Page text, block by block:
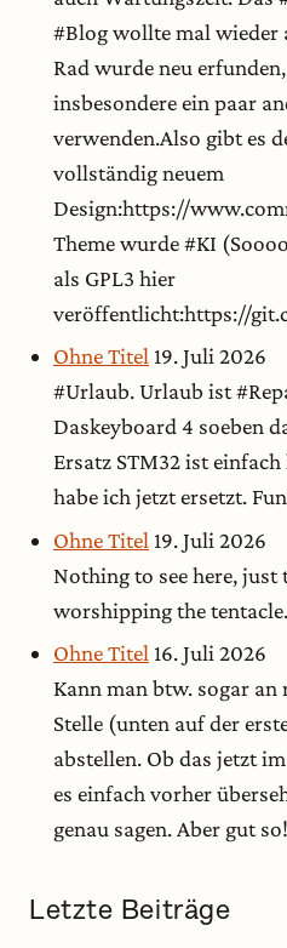
#Blog wollte mal wieder
Rad wurde neu
insbesondere ein paar
verwenden.Also gibt es
vollständig neuem
Design:https://
Theme wurde #KI
als GPL3 hier
veröffentlicht:https://
Ohne Titel 19. Juli 2026
#Urlaub. Urlaub ist
Daskeyboard 4 soeben
Ersatz STM32 ist
habe ich jetzt ersetzt.
Ohne Titel 19. Juli 2026
Nothing to see here, just
worshipping the tentacle.
Ohne Titel 16. Juli 2026
Kann man btw. sogar
Stelle (unten auf der
abstellen. Ob das jetzt
es einfach vorher
genau sagen. Aber gut so!
Letzte Beiträge